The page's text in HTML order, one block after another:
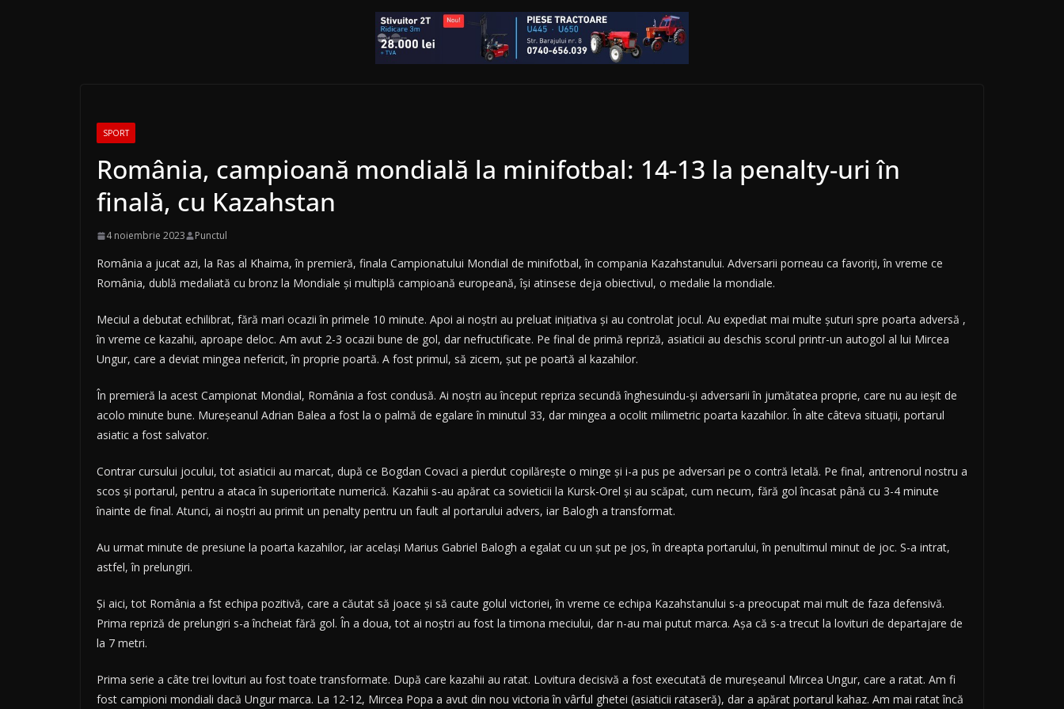
SPORT
România, campioană mondială la minifotbal: 14-13 la penalty-uri în
finală, cu Kazahstan
4 noiembrie 2023 Punctul
România a jucat azi, la Ras al Khaima, în premieră, finala Campionatului Mondial de minifotbal, în compania Kazahstanului. Adversarii porneau ca favoriţi, în vreme ce
România, dublă medaliată cu bronz la Mondiale şi multiplă campioană europeană, îşi atinsese deja obiectivul, o medalie la mondiale.
Meciul a debutat echilibrat, fără mari ocazii în primele 10 minute. Apoi ai noştri au preluat iniţiativa şi au controlat jocul. Au expediat mai multe şuturi spre poarta adversă ,
în vreme ce kazahii, aproape deloc. Am avut 2-3 ocazii bune de gol, dar nefructificate. Pe final de primă repriză, asiaticii au deschis scorul printr-un autogol al lui Mircea
Ungur, care a deviat mingea nefericit, în proprie poartă. A fost primul, să zicem, şut pe poartă al kazahilor.
În premieră la acest Campionat Mondial, România a fost condusă. Ai noştri au început repriza secundă înghesuindu-şi adversarii în jumătatea proprie, care nu au ieşit de
acolo minute bune. Mureşeanul Adrian Balea a fost la o palmă de egalare în minutul 33, dar mingea a ocolit milimetric poarta kazahilor. În alte câteva situaţii, portarul
asiatic a fost salvator.
Contrar cursului jocului, tot asiaticii au marcat, după ce Bogdan Covaci a pierdut copilăreşte o minge şi i-a pus pe adversari pe o contră letală. Pe final, antrenorul nostru a
scos şi portarul, pentru a ataca în superioritate numerică. Kazahii s-au apărat ca sovieticii la Kursk-Orel şi au scăpat, cum necum, fără gol încasat până cu 3-4 minute
înainte de final. Atunci, ai noştri au primit un penalty pentru un fault al portarului advers, iar Balogh a transformat.
Au urmat minute de presiune la poarta kazahilor, iar acelaşi Marius Gabriel Balogh a egalat cu un şut pe jos, în dreapta portarului, în penultimul minut de joc. S-a intrat,
astfel, în prelungiri.
Şi aici, tot România a fst echipa pozitivă, care a căutat să joace şi să caute golul victoriei, în vreme ce echipa Kazahstanului s-a preocupat mai mult de faza defensivă.
Prima repriză de prelungiri s-a încheiat fără gol. În a doua, tot ai noştri au fost la timona meciului, dar n-au mai putut marca. Aşa că s-a trecut la lovituri de departajare de
la 7 metri.
Prima serie a câte trei lovituri au fost toate transformate. După care kazahii au ratat. Lovitura decisivă a fost executată de mureşeanul Mircea Ungur, care a ratat. Am fi
fost campioni mondiali dacă Ungur marca. La 12-12, Mircea Popa a avut din nou victoria în vârful ghetei (asiaticii rataseră), dar a apărat portarul kahaz. Am mai ratat încă